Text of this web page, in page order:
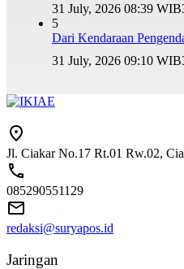
31 July, 2026 08:39 WIB
5
Dari Kendaraan
31 July, 2026 09:10 WIB
Jl. Ciakar No.17 Rt.01 Rw.02,
085290551129
redaksi@suryapos.id
Jaringan